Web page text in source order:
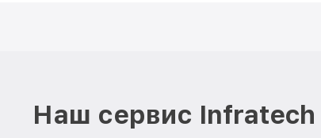
Наш сервис Infratech